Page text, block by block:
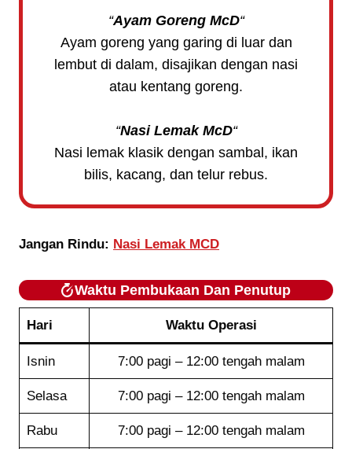
“Ayam Goreng McD“
Ayam goreng yang garing di luar dan
lembut di dalam, disajikan dengan nasi
atau kentang goreng.
“Nasi Lemak McD“
Nasi lemak klasik dengan sambal, ikan
bilis, kacang, dan telur rebus.
Jangan Rindu: Nasi Lemak MCD
Waktu Pembukaan Dan Penutup
Hari Waktu Operasi
Isnin 7:00 pagi – 12:00 tengah malam
Selasa 7:00 pagi – 12:00 tengah malam
Rabu 7:00 pagi – 12:00 tengah malam